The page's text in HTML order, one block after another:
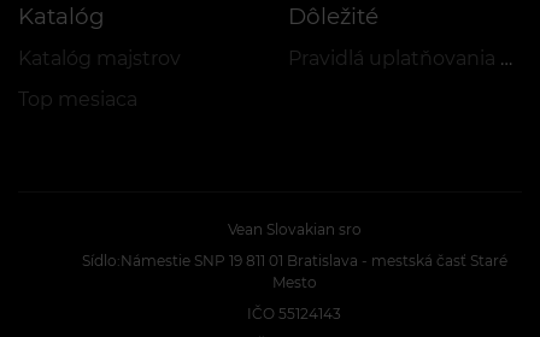
Katalóg
Katalóg majstrov
Top mesiaca
Dôležité
Pravidlá uplatňovania akcií a VEAN COINS
Vean Slovakian sro
Sídlo:Námestie SNP 19 811 01 Bratislava - mestská časť Staré
Mesto
IČO 55124143